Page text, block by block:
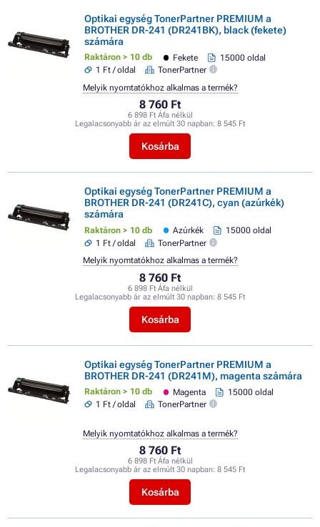
Optikai egység TonerPartner PREMIUM a
BROTHER DR-241 (DR241BK), black (fekete)
számára
Raktáron > 10 db Fekete
15000 oldal
1 Ft / oldal
TonerPartner
8 760 Ft
6 898 Ft Áfa nélkül
Legalacsonyabb ár az elmúlt 30 napban: 8 545 Ft
Kosárba
Melyik nyomtatókhoz alkalmas a termék?
Optikai egység TonerPartner PREMIUM a
BROTHER DR-241 (DR241C), cyan (azúrkék)
számára
Raktáron > 10 db Azúrkék
15000 oldal
1 Ft / oldal
TonerPartner
8 760 Ft
6 898 Ft Áfa nélkül
Legalacsonyabb ár az elmúlt 30 napban: 8 545 Ft
Kosárba
Melyik nyomtatókhoz alkalmas a termék?
Optikai egység TonerPartner PREMIUM a
BROTHER DR-241 (DR241M), magenta számára
Raktáron > 10 db Magenta
15000 oldal
1 Ft / oldal
TonerPartner
8 760 Ft
6 898 Ft Áfa nélkül
Legalacsonyabb ár az elmúlt 30 napban: 8 545 Ft
Kosárba
Melyik nyomtatókhoz alkalmas a termék?